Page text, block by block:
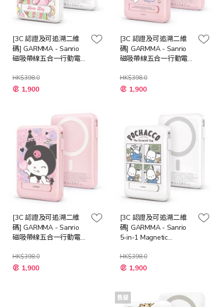
[3C 認證及可追溯二維
碼] GARMMA - Sanrio
磁吸帶線五合一行動電
Kitty]
HK$398.0
1,900
[3C 認證及可追溯二維
碼] GARMMA - Sanrio
磁吸帶線五合一行動電
My Melody]
HK$398.0
1,900
[3C 認證及可追溯二維
碼] GARMMA - Sanrio
磁吸帶線五合一行動電
HK$398.0
1,900
[3C 認證及可追溯二維
碼] GARMMA - Sanrio
5-in-1 Magnetic
10000mAh [Pochacco /
Cinnamoroll]
HK$398.0
1,900
售罄